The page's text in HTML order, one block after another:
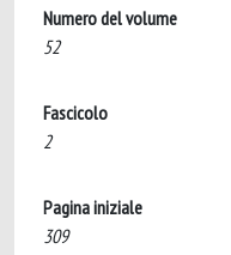
Numero del volume
52
Fascicolo
2
Pagina iniziale
309